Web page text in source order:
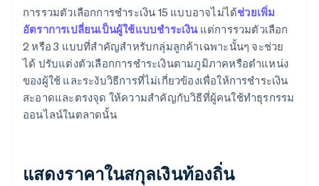
การรวมตัวเลือกการชําระเงิน 15 แบบอาจไม่ได้ช่วยเพิ่ม
อัตราการเปลี่ยนเป็นผู้ใช้แบบชําระเงินแต่การรวมตัวเลือก
2 หรือ 3 แบบที่สําคัญสําหรับกลุ่มลูกค้าเฉพาะนั้นๆ จะช่วย
ได้ ปรับแต่งตัวเลือกการชำระเงินตามภูมิภาคหรือตำแหน่ง
ของผู้ใช้ และระงับวิธีการที่ไม่เกี่ยวข้องเพื่อให้การชำระเงิน
สะอาดและตรงจุด ให้ความสําคัญกับวิธีที่ผู้คนใช้ทําธุรกรรม
ออนไลน์ในตลาดนั้น
แสดงราคาในสกุลเงินท้องถิ่น